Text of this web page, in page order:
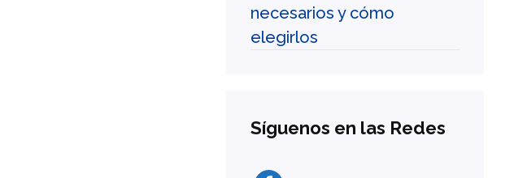
necesarios y cómo
elegirlos
Síguenos en las Redes